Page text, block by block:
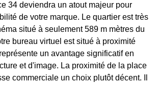
34 deviendra un atout majeur pour
de votre marque. Le quartier est très
situé à seulement 589 m mètres du
bureau virtuel est situé à proximité
un avantage significatif en
et d'image. La proximité de la place
commerciale un choix plutôt décent. Il